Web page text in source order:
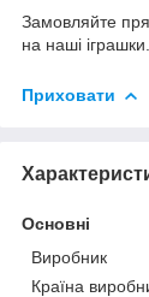
Замовляйте
на наші іграшки.
Приховати
Основні
Виробник
Країна